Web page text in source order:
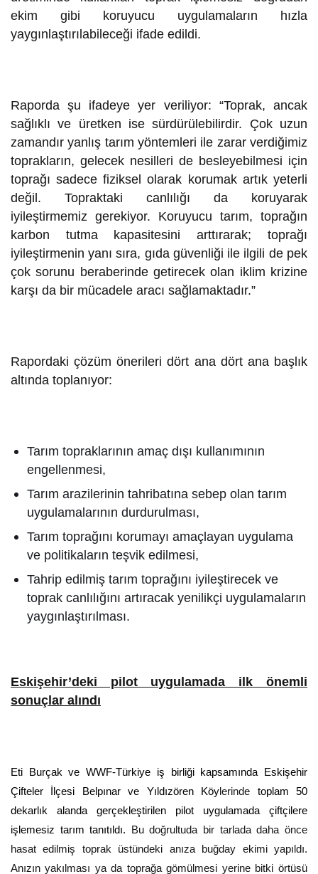
ekim gibi koruyucu uygulamaların hızla
yaygınlaştırılabileceği ifade edildi.
Raporda şu ifadeye yer veriliyor: “Toprak, ancak
sağlıklı ve üretken ise sürdürülebilirdir. Çok uzun
zamandır yanlış tarım yöntemleri ile zarar verdiğimiz
toprakların, gelecek nesilleri de besleyebilmesi için
toprağı sadece fiziksel olarak korumak artık yeterli
değil. Topraktaki canlılığı da koruyarak
iyileştirmemiz gerekiyor. Koruyucu tarım, toprağın
karbon tutma kapasitesini arttırarak; toprağı
iyileştirmenin yanı sıra, gıda güvenliği ile ilgili de pek
çok sorunu beraberinde getirecek olan iklim krizine
karşı da bir mücadele aracı sağlamaktadır.”
Rapordaki çözüm önerileri dört ana dört ana başlık
altında toplanıyor:
Tarım topraklarının amaç dışı kullanımının
engellenmesi,
Tarım arazilerinin tahribatına sebep olan tarım
uygulamalarının durdurulması,
Tarım toprağını korumayı amaçlayan uygulama
ve politikaların teşvik edilmesi,
Tahrip edilmiş tarım toprağını iyileştirecek ve
toprak canlılığını artıracak yenilikçi uygulamaların
yaygınlaştırılması.
Eskişehir’deki pilot uygulamada ilk önemli
sonuçlar alındı
Eti Burçak ve WWF-Türkiye iş birliği kapsamında Eskişehir
Çifteler İlçesi Belpınar ve Yıldızören Köylerinde toplam 50
dekarlık alanda gerçekleştirilen pilot uygulamada çiftçilere
işlemesiz tarım tanıtıldı. Bu doğrultuda bir tarlada daha önce
hasat edilmiş toprak üstündeki anıza buğday ekimi yapıldı.
Anızın yakılması ya da toprağa gömülmesi yerine bitki örtüsü